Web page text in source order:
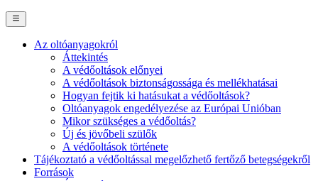
Navigation
(desktop)
Az oltóanyagokról
Áttekintés
A védőoltások előnyei
A védőoltások biztonságossága és mellékhatásai
Hogyan fejtik ki hatásukat a védőoltások?
Oltóanyagok engedélyezése az Európai Unióban
Mikor szükséges a védőoltás?
Új és jövőbeli szülők
A védőoltások története
Tájékoztató a védőoltással megelőzhető fertőző betegségekről
Források